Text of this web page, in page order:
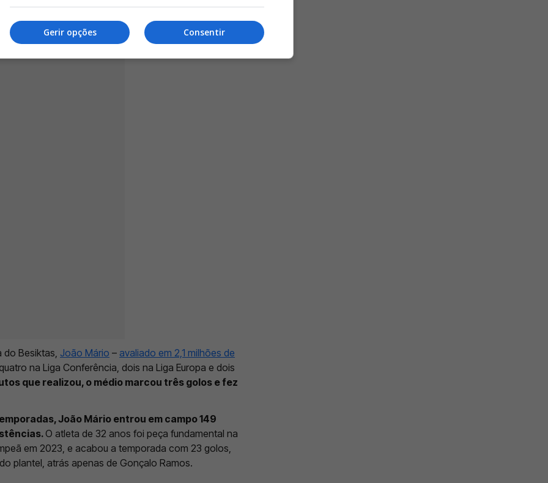
Besiktas, João Mário – avaliado em 2,1 milhões de
na Liga Conferência, dois na Liga Europa e dois
que realizou, o médio marcou três golos e fez
João Mário entrou em campo 149
O atleta de 32 anos foi peça fundamental na
em 2023, e acabou a temporada com 23 golos,
plantel, atrás apenas de Gonçalo Ramos.
Consentir
Gerir opções